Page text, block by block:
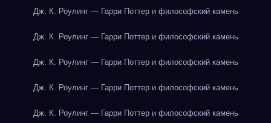
Дж. К. Роулинг — Гарри Поттер и философский камень
Дж. К. Роулинг — Гарри Поттер и философский камень
Дж. К. Роулинг — Гарри Поттер и философский камень
Дж. К. Роулинг — Гарри Поттер и философский камень
Дж. К. Роулинг — Гарри Поттер и философский камень